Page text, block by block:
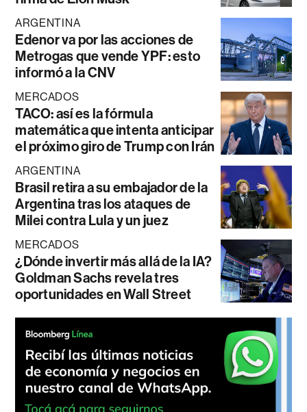
ARGENTINA
Edenor va por las acciones de
Metrogas que vende YPF: esto
informó a la CNV
MERCADOS
TACO: así es la fórmula
matemática que intenta anticipar
el próximo giro de Trump con Irán
ARGENTINA
Brasil retira a su embajador de la
Argentina tras los ataques de
Milei contra Lula y un juez
MERCADOS
¿Dónde invertir más allá de la IA?
Goldman Sachs revela tres
oportunidades en Wall Street